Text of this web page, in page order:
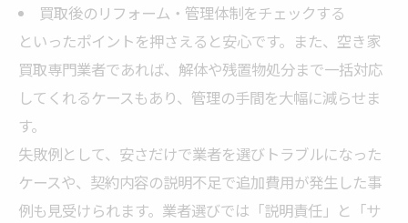
買取後のリフォーム・管理体制をチェックする
といったポイントを押さえると安心です。また、空き家
買取専門業者であれば、解体や残置物処分まで一括対応
してくれるケースもあり、管理の手間を大幅に減らせま
す。
失敗例として、安さだけで業者を選びトラブルになった
ケースや、契約内容の説明不足で追加費用が発生した事
例も見受けられます。業者選びでは「説明責任」と「サ